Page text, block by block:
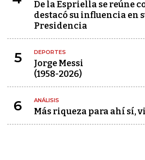
De la Espriella se reúne
destacó su influencia en
Presidencia
5 DEPORTES
Jorge Messi
(1958-2026)
6 ANÁLISIS
Más riqueza para ahí sí,